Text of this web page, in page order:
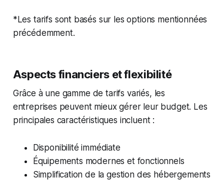
* Les tarifs sont basés sur les options mentionnées
précédemment.
Aspects financiers et flexibilité
Grâce à une gamme de tarifs variés, les
entreprises peuvent mieux gérer leur budget. Les
principales caractéristiques incluent :
Disponibilité immédiate
Équipements modernes et fonctionnels
Simplification de la gestion des hébergements